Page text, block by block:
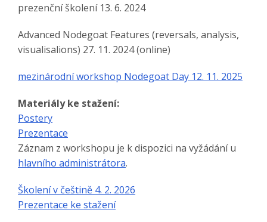
prezenční školení 13. 6. 2024
Advanced Nodegoat Features (reversals, analysis,
visualisalions) 27. 11. 2024 (online)
mezinárodní workshop Nodegoat Day 12. 11. 2025
Materiály ke stažení:
Postery
Prezentace
Záznam z workshopu je k dispozici na vyžádání u
hlavního administrátora.
Školení v češtině 4. 2. 2026
Prezentace ke stažení